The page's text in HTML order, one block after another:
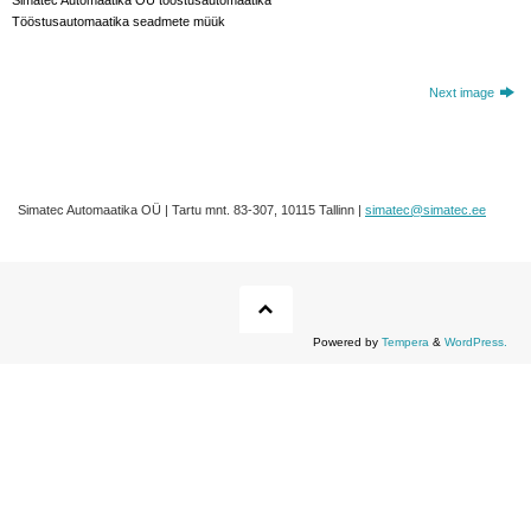
Tööstusautomaatika seadmete müük
Next image
Simatec Automaatika OÜ | Tartu mnt. 83-307, 10115 Tallinn | simatec@simatec.ee
Powered by Tempera & WordPress.